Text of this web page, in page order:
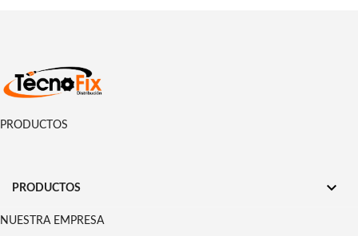
PRODUCTOS
PRODUCTOS 
NUESTRA EMPRESA